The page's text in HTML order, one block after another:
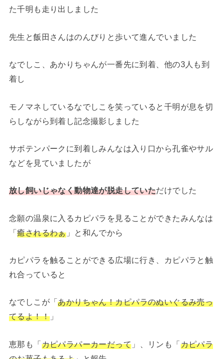
た千明も走り出しました
先生と飯田さんはのんびりと歩いて進んでいました
なでしこ、あかりちゃんが一番先に到着、他の3人も到
着し
モノマネしているなでしこを笑っていると千明が息を切
らしながら到着し記念撮影しました
サボテンパークに到着しみんなは入り口から孔雀やサル
などを見ていましたが
放し飼いじゃなく動物達が脱走していただけでした
念願の温泉に入るカピパラを見ることができたみんなは
「癒されるわぁ」と和んでから
カピパラを触ることができる広場に行き、カピパラと触
れ合っていると
なでしこが「あかりちゃん！カピパラのぬいぐるみ売っ
てるよ！！」
恵那も「カピパラパーカーだって 」、リンも「カピパラ